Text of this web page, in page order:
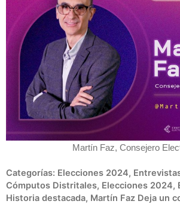
Martín Faz, Consejero
Categorías: Elecciones 2024,
Cómputos Distritales, Elecciones 2024,
Historia destacada, Martín Faz Deja un